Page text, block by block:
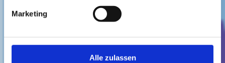
Marketing
Alle zulassen
Lieferzeit: nicht angegeben
In den Warenkorb